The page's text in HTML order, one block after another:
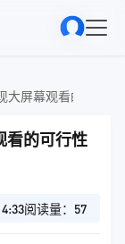
大屏幕观看的可行性
看的可行性
阅读量：57